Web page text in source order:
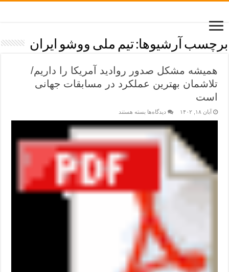
برچسب آرشیوها:تیم ملی ووشو ایران
همیشه مشکل صدور روادید آمریکا را داریم/
تلاشمان بهترین عملکرد در مسابقات جهانی
است
آبان ۱۸, ۱۴۰۲ دیدگاه‌ها بسته هستند